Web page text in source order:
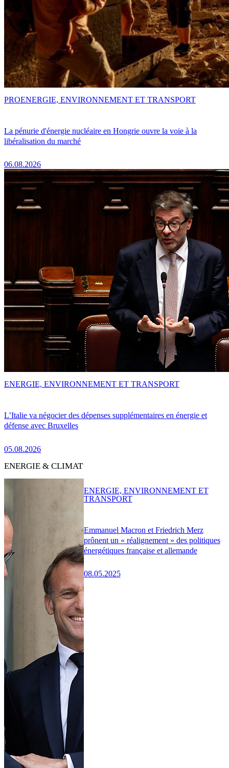
La pénurie d'énergie nucléaire en Hongrie ouvre la voie à la
libéralisation du marché
06.08.2026
PROENERGIE, ENVIRONNEMENT ET TRANSPORT
L’Italie va négocier des dépenses supplémentaires en énergie et
défense avec Bruxelles
05.08.2026
ENERGIE, ENVIRONNEMENT ET TRANSPORT
ENERGIE & CLIMAT
Emmanuel Macron et Friedrich Merz
prônent un « réalignement » des politiques
énergétiques française et allemande
08.05.2025
ENERGIE, ENVIRONNEMENT ET
TRANSPORT